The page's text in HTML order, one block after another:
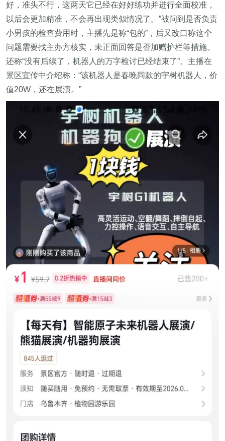
好，准头不行，这两天它已经在好好练功并进行全面校准，
以后会更加精准，不会再出现类似情况了。”被问到是否负责
小男孩的检查费用时，主播先是称“包的”，后又改口称这个
问题需要找主办方核实，未正面回答是否加赠护栏等措施。
还称“没有后续了，机器人的万字检讨已经结束了”。主播在
景区宣传中介绍称：“该机器人是春晚同款的宇树机器人，价
值20W，还在展演。”